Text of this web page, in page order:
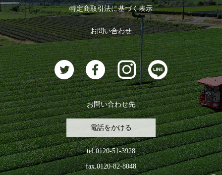
おすすめのお茶
お茶に合うスイーツ
ログアウト
特定商取引法に基づく表示
お問い合わせ
お問い合わせ先
電話をかける
tel.0120-51-3928
fax.0120-82-8048